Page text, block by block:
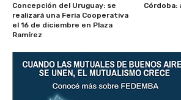
Concepción del Uruguay: se
realizará una Feria Cooperativa
el 16 de diciembre en Plaza
Ramírez